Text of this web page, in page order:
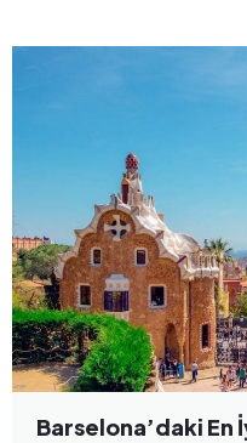
Barselona’daki En